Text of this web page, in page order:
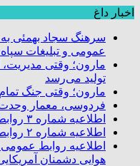
اخبار داغ
سرهنگ سجاد بهمئی
عمومی و تبلیغات
مارون؛ وقتی
تولید می‌رسد
مارون؛ وقتی جنگ
فردوسی، معمار وحدت
اطلاعیه شماره ۳ روابط عمومی شرکت فولاد خوزستان
اطلاعیه شماره ۲ روابط عمومی شرکت فولاد خوزستان
اطلاعیه روابط
هوایی دشمنان